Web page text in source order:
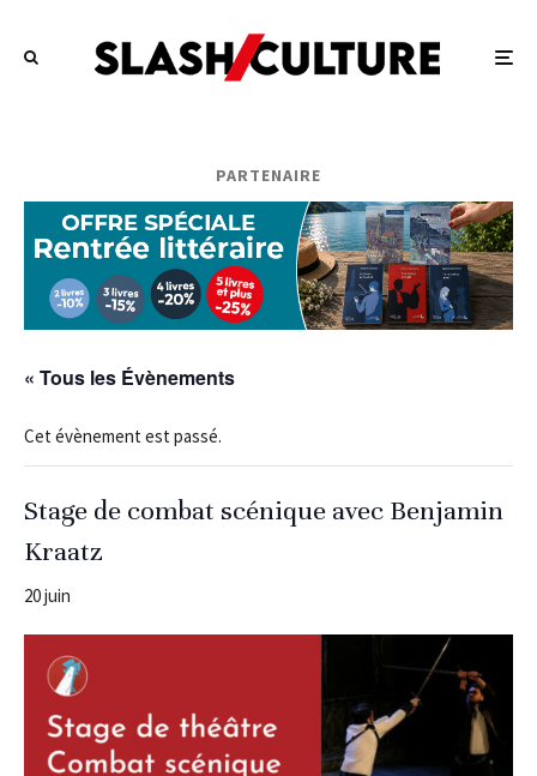
PARTENAIRE
« Tous les Évènements
Cet évènement est passé.
Stage de combat scénique avec Benjamin
Kraatz
20 juin